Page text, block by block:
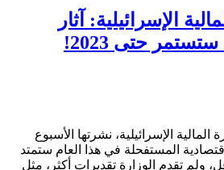
الإسرائيلية: آثار
حتى 2023!
الإسرائيلية، نشرتها الأسبوع
المستفحلة في هذا العام ستمتد
2023 على الأقل، ولم تقدم الوزارة تقديرات أكثر، مثل